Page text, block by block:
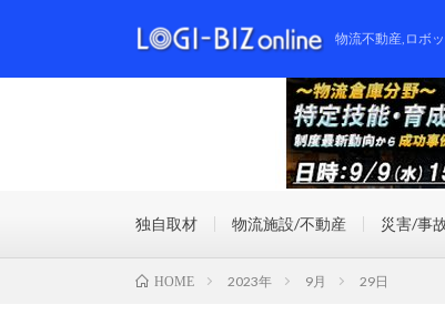
物流不動産,ロボ
独自取材 物流施設/不動産 災害/事
HOME 2023年 9月 29日